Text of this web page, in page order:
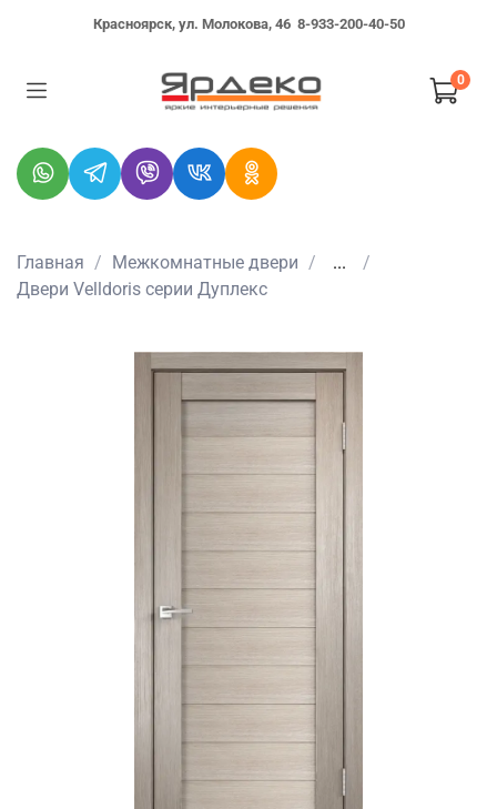
Красноярск, ул. Молокова, 46 8-933-200-40-50
0
Главная Межкомнатные двери
...
Двери Velldoris серии Дуплекс